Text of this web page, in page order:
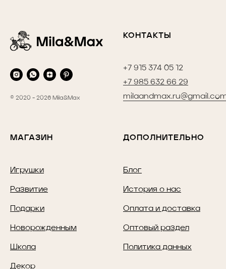
© 2020 - 2026 Mila&Max
КОНТАКТЫ
+7 915 374 05 12
+7 985 632 66 29
МАГАЗИН
Игрушки
Развитие
Подарки
Новорожденным
Школа
Декор
ДОПОЛНИТЕЛЬНО
Блог
История о нас
Оплата и доставка
Оптовый раздел
Политика данных